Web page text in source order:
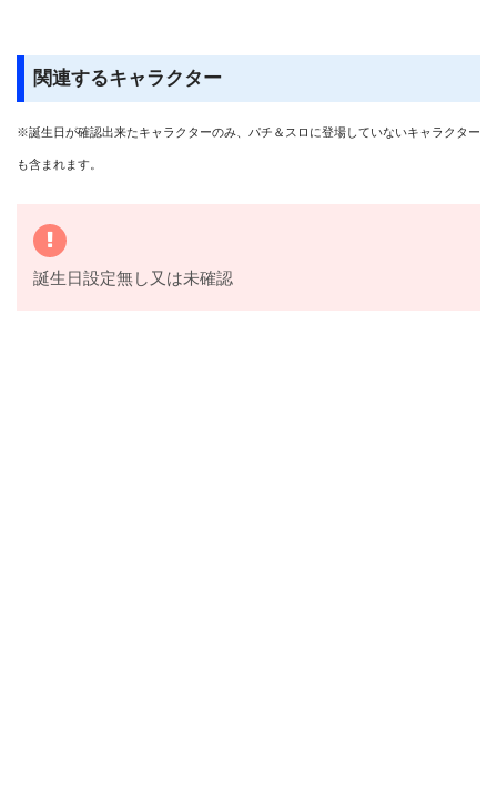
関連するキャラクター
※誕生日が確認出来たキャラクターのみ、パチ＆スロに登場していないキャラクター
も含まれます。
誕生日設定無し又は未確認